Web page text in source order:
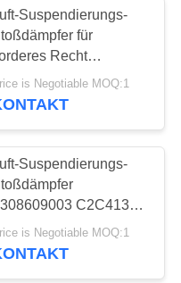
gelassen
Suspendierungs-
für
Recht
BENZ
is Negotiable MOQ:1
Suspendierungs-
C2C41341
Rückseite Jaguars
XJ8L XJR XJ60
is Negotiable MOQ:1